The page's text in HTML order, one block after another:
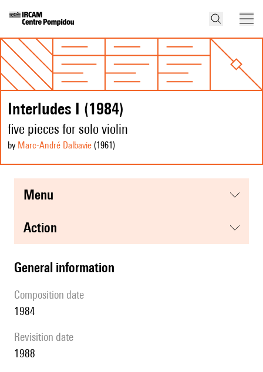
Interludes I (1984)
five pieces for solo violin
by Marc-André Dalbavie (1961 )
menu
action
general information
composition date
1984
revisition date
1988